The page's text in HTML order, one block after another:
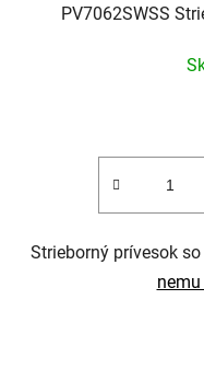
PV7062SWSS
Strieborný prívesok